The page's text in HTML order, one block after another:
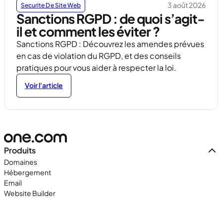
Securite De Site Web 3 août 2026
Sanctions RGPD : de quoi s’agit-
il et comment les éviter ?
Sanctions RGPD : Découvrez les amendes prévues
en cas de violation du RGPD, et des conseils
pratiques pour vous aider à respecter la loi.
Voir l'article
Produits
Domaines
Hébergement
Email
Website Builder